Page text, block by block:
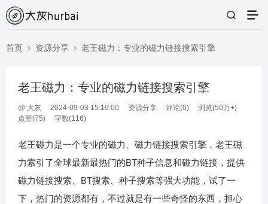
首页 资源分享 老王磁力：专业的磁力链接搜索引擎
老王磁力：专业的磁力链接搜索引擎
@ 大灰 2024-09-03 15:19:00 资源分享 评论(0)
浏览(50万+)
点赞(75) 字数(116)
老王磁力是一个专业的磁力、磁力链接搜索引擎，老王磁
力索引了全球最新最热门的BT种子信息和磁力链接，提供
磁力链接搜索、BT搜索、种子搜索等强大功能，试了一
下，热门的资源都有，不过就是有一些奇怪的东西，担心